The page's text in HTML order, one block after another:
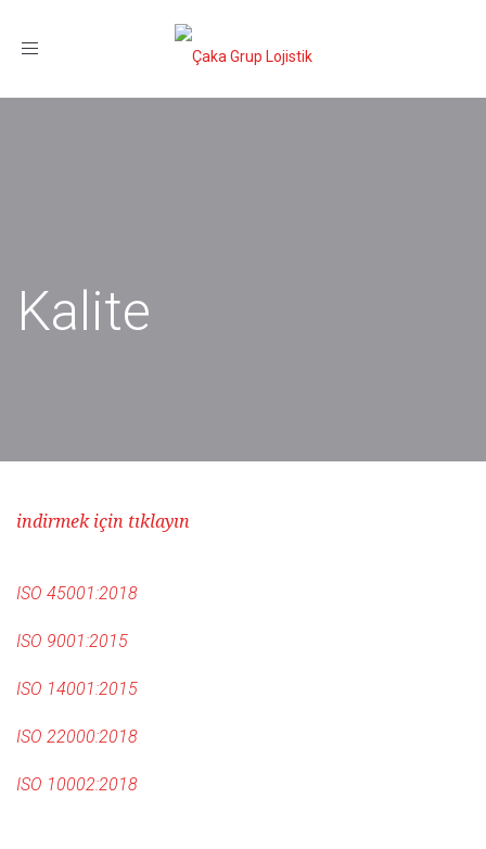
Menü
Kalite
indirmek için tıklayın
ISO 45001:2018
ISO 9001:2015
ISO 14001:2015
ISO 22000:2018
ISO 10002:2018